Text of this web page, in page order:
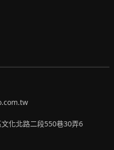
文化北路二段550巷30弄6